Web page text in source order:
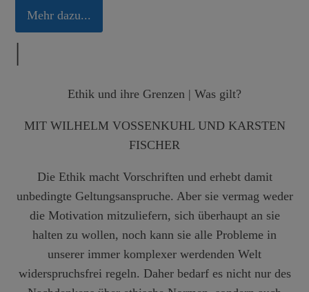
Mehr dazu...
|
Ethik und ihre Grenzen | Was gilt?
MIT WILHELM VOSSENKUHL UND KARSTEN
FISCHER
Die Ethik macht Vorschriften und erhebt damit
unbedingte Geltungsanspruche. Aber sie vermag weder
die Motivation mitzuliefern, sich überhaupt an sie
halten zu wollen, noch kann sie alle Probleme in
unserer immer komplexer werdenden Welt
widerspruchsfrei regeln. Daher bedarf es nicht nur des